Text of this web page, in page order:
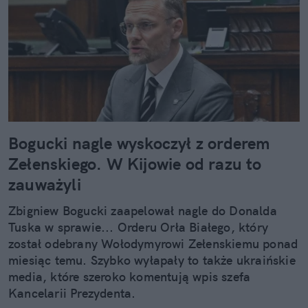
Bogucki nagle wyskoczył z orderem
Zełenskiego. W Kijowie od razu to
zauważyli
Zbigniew Bogucki zaapelował nagle do Donalda
Tuska w sprawie... Orderu Orła Białego, który
został odebrany Wołodymyrowi Zełenskiemu ponad
miesiąc temu. Szybko wyłapały to także ukraińskie
media, które szeroko komentują wpis szefa
Kancelarii Prezydenta.